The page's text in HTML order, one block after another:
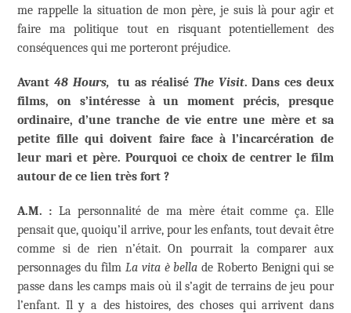
me rappelle la situation de mon père, je suis là pour agir et
faire ma politique tout en risquant potentiellement des
conséquences qui me porteront préjudice.
Avant 48 Hours, tu as réalisé The Visit. Dans ces deux
films, on s’intéresse à un moment précis, presque
ordinaire, d’une tranche de vie entre une mère et sa
petite fille qui doivent faire face à l’incarcération de
leur mari et père. Pourquoi ce choix de centrer le film
autour de ce lien très fort ?
A.M. : La personnalité de ma mère était comme ça. Elle
pensait que, quoiqu’il arrive, pour les enfants, tout devait être
comme si de rien n’était. On pourrait la comparer aux
personnages du film La vita è bella de Roberto Benigni qui se
passe dans les camps mais où il s’agit de terrains de jeu pour
l’enfant. Il y a des histoires, des choses qui arrivent dans